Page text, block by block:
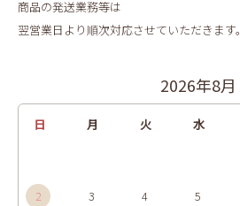
商品の発送業務等は
翌営業日より順次対応させていただきます。
2026年8月
日 月 火 水
2 3 4 5